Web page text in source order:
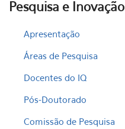
Pesquisa e Inovação
Apresentação
Áreas de Pesquisa
Docentes do IQ
Pós-Doutorado
Comissão de Pesquisa